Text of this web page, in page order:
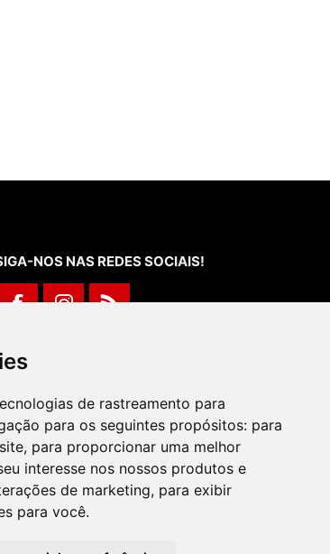
de rastreamento para
para os seguintes propósitos: para
, para proporcionar uma melhor
interesse nos nossos produtos e
de marketing, para exibir
para você.
NOS NAS REDES SOCIAIS!
Nacional)